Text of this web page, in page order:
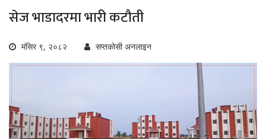
सेज भाडादरमा भारी कटौती
मंसिर ९, २०८२ सप्तकोसी अनलाइन